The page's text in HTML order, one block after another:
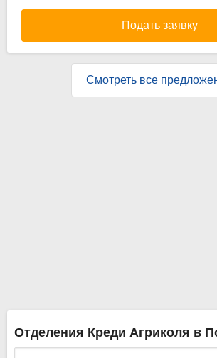
Подать заявку
Смотреть все
Отделения Креди Агриколя в